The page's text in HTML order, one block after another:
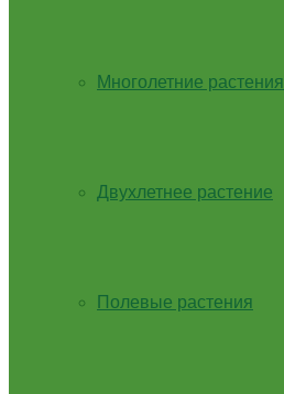
Многолетние растения
Двухлетнее растение
Полевые растения